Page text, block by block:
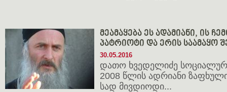
მეამაყება ეს ადამიანი, ის
პატრიოტი და ერის საამაყო
30.05.2016
დათო ხვედელიძე სოციალურ
2008 წლის ადრიანი
სად მივდიოდი...